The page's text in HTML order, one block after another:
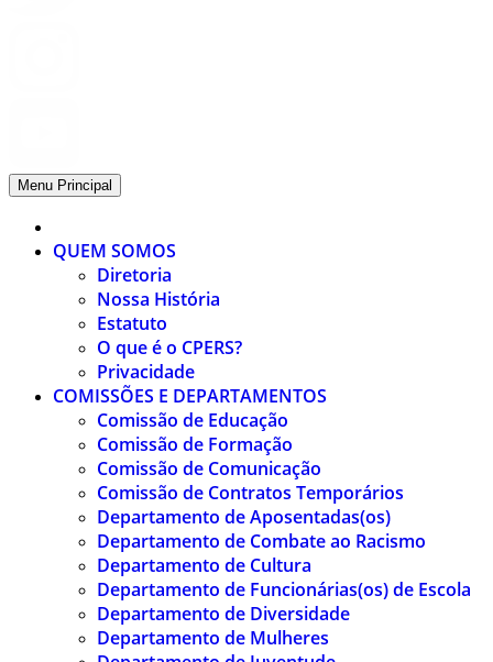
Menu Principal
QUEM SOMOS
Diretoria
Nossa História
Estatuto
O que é o CPERS?
Privacidade
COMISSÕES E DEPARTAMENTOS
Comissão de Educação
Comissão de Formação
Comissão de Comunicação
Comissão de Contratos Temporários
Departamento de Aposentadas(os)
Departamento de Combate ao Racismo
Departamento de Cultura
Departamento de Funcionárias(os) de Escola
Departamento de Diversidade
Departamento de Mulheres